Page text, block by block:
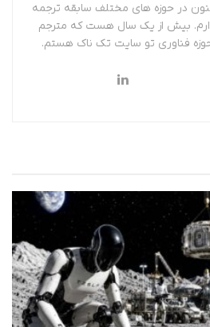
در حوزه های مختلف سابقه ترجمه
بیش از یک سال هست که مترجم
فناوری تو سایت تک ناک هستم.